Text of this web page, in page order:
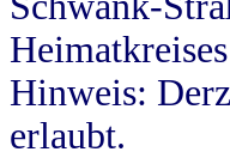
Hinweis:
erlaubt.